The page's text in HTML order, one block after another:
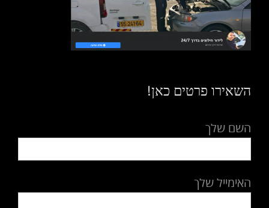
השאירו פרטים כאן!
השם שלך
האימייל שלך